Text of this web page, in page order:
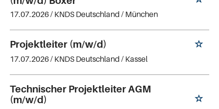
17.07.2026 / KNDS Deutschland / München
Projektleiter (m/w/d)
17.07.2026 / KNDS Deutschland / Kassel
Technischer Projektleiter AGM
(m/w/d)